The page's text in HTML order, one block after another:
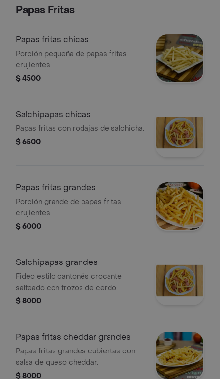
Papas Fritas
Papas fritas chicas
Porción pequeña de papas fritas
crujientes.
$ 4500
Salchipapas chicas
Papas fritas con rodajas de salchicha.
$ 6500
Papas fritas grandes
Porción grande de papas fritas
crujientes.
$ 6000
Salchipapas grandes
Fideo estilo cantonés crocante
salteado con trozos de cerdo.
$ 8000
Papas fritas cheddar grandes
Papas fritas grandes cubiertas con
salsa de queso cheddar.
$ 8000